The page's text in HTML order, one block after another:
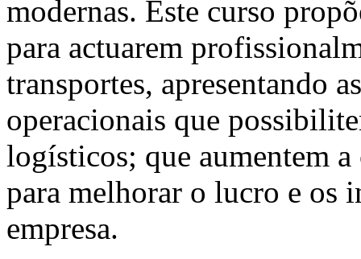
modernas. Este curso
para actuarem
transportes, apresentando
operacionais que
logísticos; que aumentem
para melhorar o lucro e os
empresa.